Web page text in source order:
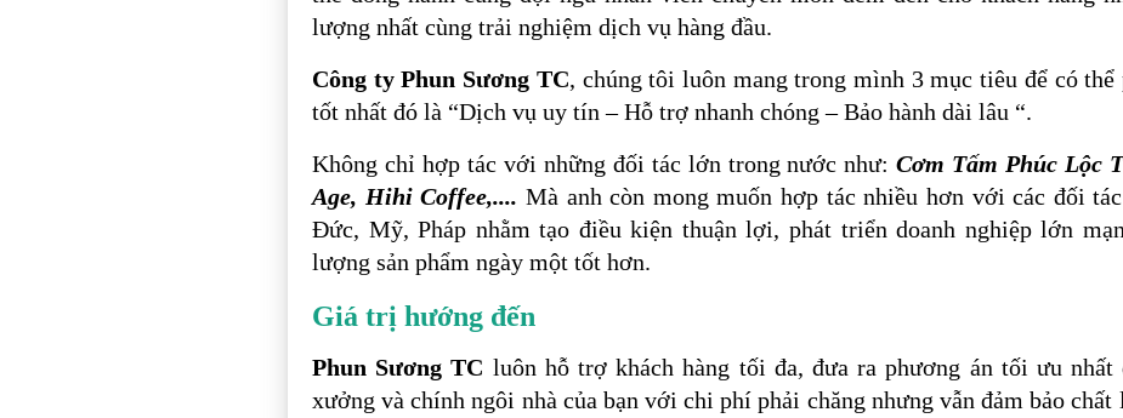
lượng nhất cùng trải nghiệm dịch vụ hàng đầu.
Công ty Phun Sương TC, chúng tôi luôn mang trong mình 3 mục tiêu để có thể
tốt nhất đó là “Dịch vụ uy tín – Hỗ trợ nhanh chóng – Bảo hành dài lâu “.
Không chỉ hợp tác với những đối tác lớn trong nước như:Cơm Tấm Phúc Lộc
Age, Hihi Coffee,.... Mà anh còn mong muốn hợp tác nhiều hơn với các đối
Đức, Mỹ, Pháp nhằm tạo điều kiện thuận lợi, phát triển doanh nghiệp lớn
lượng sản phẩm ngày một tốt hơn.
Giá trị hướng đến
Phun Sương TC luôn hỗ trợ khách hàng tối đa, đưa ra phương án tối ưu nhất
xưởng và chính ngôi nhà của bạn với chi phí phải chăng nhưng vẫn đảm bảo chất